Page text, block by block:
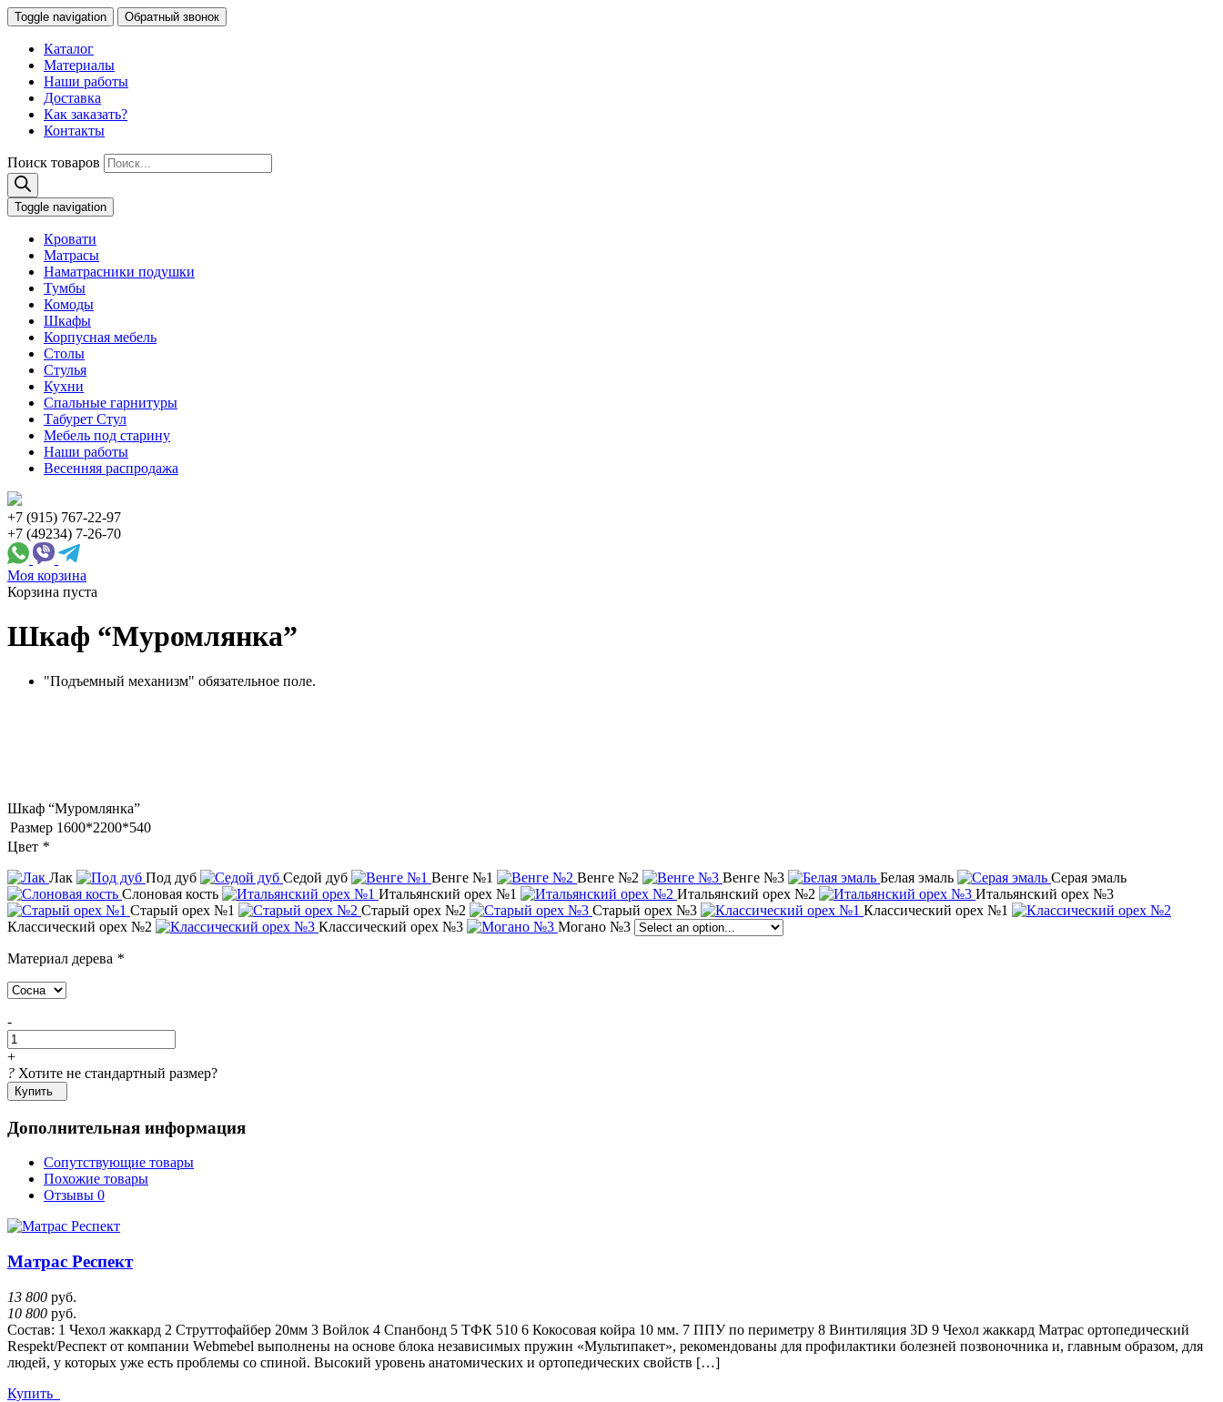
Toggle navigation Обратный звонок
Каталог
Материалы
Наши работы
Доставка
Как заказать?
Контакты
Поиск товаров
Toggle navigation
Кровати
Матрасы
Наматрасники подушки
Тумбы
Комоды
Шкафы
Корпусная мебель
Столы
Стулья
Кухни
Спальные гарнитуры
Табурет Стул
Мебель под старину
Наши работы
Весенняя распродажа
+7 (915) 767-22-97
+7 (49234) 7-26-70
Моя корзина
Корзина пуста
Шкаф “Муромлянка”
"Подъемный механизм" обязательное поле.
Шкаф “Муромлянка”
Размер 1600*2200*540
Цвет *
Лак
Под дуб Седой дуб Венге №1 Венге №2 Венге №3 Белая эмаль
Серая эмаль
Слоновая кость
Итальянский орех №1 Итальянский орех №2
Итальянский орех №3
Старый орех №1
Старый орех №2 Старый орех №3
Классический орех №1
Классический орех №2
Классический орех №3 Могано №3
Материал дерева *
-
+
? Хотите не стандартный размер?
Купить
Дополнительная информация
Сопутствующие товары
Похожие товары
Отзывы 0
Матрас Респект
13 800 руб.
10 800 руб.
Состав: 1 Чехол жаккард 2 Струттофайбер 20мм 3 Войлок 4 Спанбонд 5 ТФК 510 6 Кокосовая койра 10 мм. 7 ППУ по периметру 8 Винтиляция 3D 9 Чехол жаккард Матрас ортопедический
Respekt/Респект от компании Webmebel выполнены на основе блока независимых пружин «Мультипакет», рекомендованы для профилактики болезней позвоночника и, главным образом, для
людей, у которых уже есть проблемы со спиной. Высокий уровень анатомических и ортопедических свойств […]
Купить